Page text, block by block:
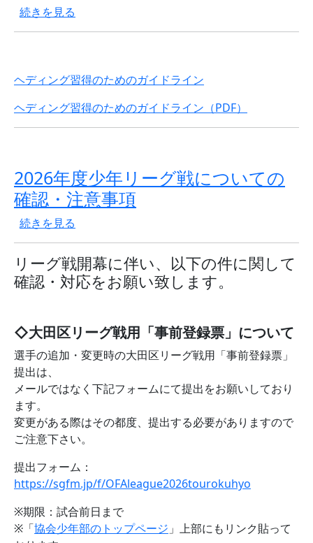
ヘディング習得のためのガイドライン の
続きを見る
ヘディング習得のためのガイドライン
ヘディング習得のためのガイドライン（PDF）
2026年度少年リーグ戦についての
確認・注意事項
2026年度少年リーグ戦についての確認・注意事項 の
続きを見る
リーグ戦開幕に伴い、以下の件に関して
確認・対応をお願い致します。
◇大田区リーグ戦用「事前登録票」について
選手の追加・変更時の大田区リーグ戦用「事前登録票」
提出は、
メールではなく下記フォームにて提出をお願いしており
ます。
変更がある際はその都度、提出する必要がありますので
ご注意下さい。
提出フォーム：
https://sgfm.jp/f/OFAleague2026tourokuhyo
※期限：試合前日まで
※「協会少年部のトップページ 」上部にもリンク貼って